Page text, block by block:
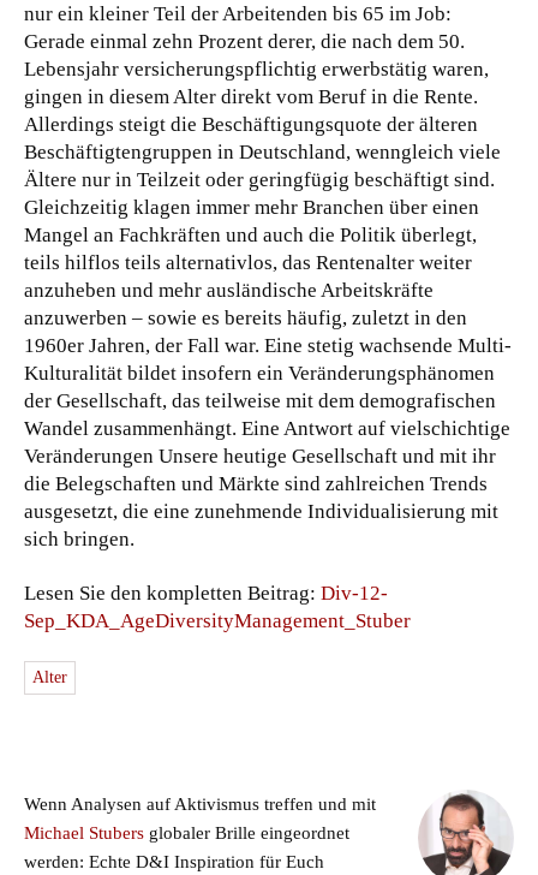
nur ein kleiner Teil der Arbeitenden bis 65 im Job:
Gerade einmal zehn Prozent derer, die nach dem 50.
Lebensjahr versicherungspflichtig erwerbstätig waren,
gingen in diesem Alter direkt vom Beruf in die Rente.
Allerdings steigt die Beschäftigungsquote der älteren
Beschäftigtengruppen in Deutschland, wenngleich viele
Ältere nur in Teilzeit oder geringfügig beschäftigt sind.
Gleichzeitig klagen immer mehr Branchen über einen
Mangel an Fachkräften und auch die Politik überlegt,
teils hilflos teils alternativlos, das Rentenalter weiter
anzuheben und mehr ausländische Arbeitskräfte
anzuwerben – sowie es bereits häufig, zuletzt in den
1960er Jahren, der Fall war. Eine stetig wachsende Multi-
Kulturalität bildet insofern ein Veränderungsphänomen
der Gesellschaft, das teilweise mit dem demografischen
Wandel zusammenhängt. Eine Antwort auf vielschichtige
Veränderungen Unsere heutige Gesellschaft und mit ihr
die Belegschaften und Märkte sind zahlreichen Trends
ausgesetzt, die eine zunehmende Individualisierung mit
sich bringen.
Lesen Sie den kompletten Beitrag: Div-12-
Sep_KDA_AgeDiversityManagement_Stuber
Alter
Wenn Analysen auf Aktivismus treffen und mit
Michael Stubers globaler Brille eingeordnet
werden: Echte D&I Inspiration für Euch